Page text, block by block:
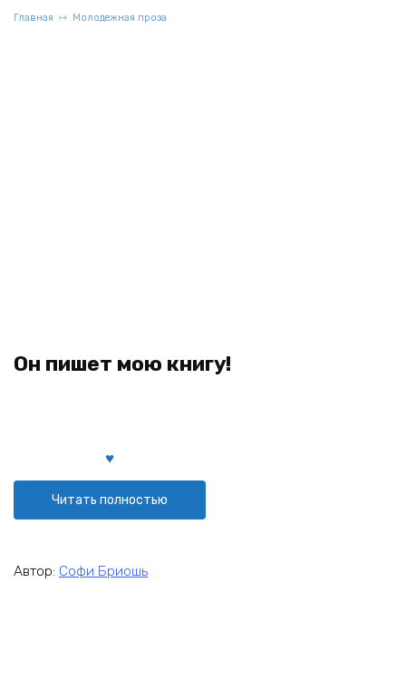
Главная Молодежная проза
Он пишет мою книгу!
Читать полностью
Автор: Софи Бриошь